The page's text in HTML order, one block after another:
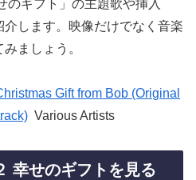
のギフト」の主題歌や挿入
します。映像だけでなく音楽
ましょう。
Gift from Bob (Original
Various Artists
幸せのギフトを見る